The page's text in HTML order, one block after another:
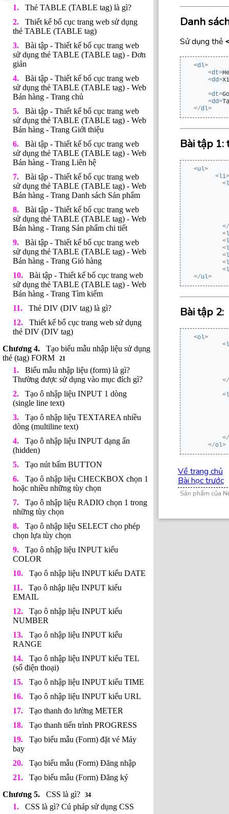
Thẻ TABLE (TABLE tag) là gì?
Thiết kế bố cục trang web sử dụng
thẻ TABLE (TABLE tag)
Bài tập - Thiết kế bố cục trang web
sử dụng thẻ TABLE (TABLE tag) - Đơn
giản
Bài tập - Thiết kế bố cục trang web
sử dụng thẻ TABLE (TABLE tag) - Web
Bán hàng - Trang chủ
Bài tập - Thiết kế bố cục trang web
sử dụng thẻ TABLE (TABLE tag) - Web
Bán hàng - Trang Giới thiệu
Bài tập - Thiết kế bố cục trang web
sử dụng thẻ TABLE (TABLE tag) - Web
Bán hàng - Trang Liên hệ
Bài tập - Thiết kế bố cục trang web
sử dụng thẻ TABLE (TABLE tag) - Web
Bán hàng - Trang Danh sách Sản phẩm
Bài tập - Thiết kế bố cục trang web
sử dụng thẻ TABLE (TABLE tag) - Web
Bán hàng - Trang Sản phẩm chi tiết
Bài tập - Thiết kế bố cục trang web
sử dụng thẻ TABLE (TABLE tag) - Web
Bán hàng - Trang Giỏ hàng
Bài tập - Thiết kế bố cục trang web
sử dụng thẻ TABLE (TABLE tag) - Web
Bán hàng - Trang Tìm kiếm
Thẻ DIV (DIV tag) là gì?
Thiết kế bố cục trang web sử dụng
thẻ DIV (DIV tag)
Tạo biểu mẫu nhập liệu sử dụng
thẻ (tag) FORM
21
Biểu mẫu nhập liệu (form) là gì?
Thường được sử dụng vào mục đích gì?
Tạo ô nhập liệu INPUT 1 dòng
(single line text)
Tạo ô nhập liệu TEXTAREA nhiều
dòng (multiline text)
Tạo ô nhập liệu INPUT dạng ẩn
(hidden)
Tạo nút bấm BUTTON
Tạo ô nhập liệu CHECKBOX chọn 1
hoặc nhiều những tùy chọn
Tạo ô nhập liệu RADIO chọn 1 trong
những tùy chọn
Tạo ô nhập liệu SELECT cho phép
chọn lựa tùy chọn
Tạo ô nhập liệu INPUT kiểu
COLOR
Tạo ô nhập liệu INPUT kiểu DATE
Tạo ô nhập liệu INPUT kiểu
EMAIL
Tạo ô nhập liệu INPUT kiểu
NUMBER
Tạo ô nhập liệu INPUT kiểu
RANGE
Tạo ô nhập liệu INPUT kiểu TEL
(số điện thoại)
Tạo ô nhập liệu INPUT kiểu TIME
Tạo ô nhập liệu INPUT kiểu URL
Tạo thanh đo lường METER
Tạo thanh tiến trình PROGRESS
Tạo biểu mẫu (Form) đặt vé Máy
bay
Tạo biểu mẫu (Form) Đăng nhập
Tạo biểu mẫu (Form) Đăng ký
CSS là gì?
34
CSS là gì? Cú pháp sử dụng CSS
Danh
Sử dụng thẻ
<dl>
<dt>
<dd>
<dt>
<dd>
</dl>
Bài tập 1:
<ul>
<li>
<
</
<
<
<
<
<
<
</ul>
Bài tập 2:
<ol>
<
</
<
</
</ol>
Về trang chủ
Bài học trước
Sản phẩm của